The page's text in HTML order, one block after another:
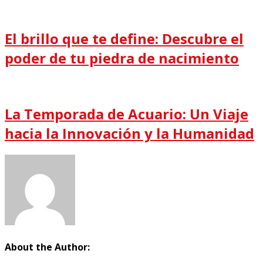
El brillo que te define: Descubre el
poder de tu piedra de nacimiento
La Temporada de Acuario: Un Viaje
hacia la Innovación y la Humanidad
About the Author: